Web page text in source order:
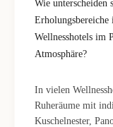
Wie unterscheiden
Erholungsbereiche
Wellnesshotels im
Atmosphäre?
In vielen
Ruheräume mit
Kuschelnester,